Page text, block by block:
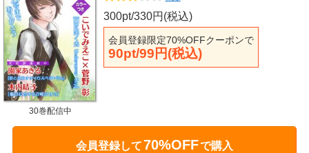
300pt/330円(税込)
会員登録限定70%OFFクーポンで
90pt/99円(税込)
30巻配信中
会員登録して70%OFFで購入